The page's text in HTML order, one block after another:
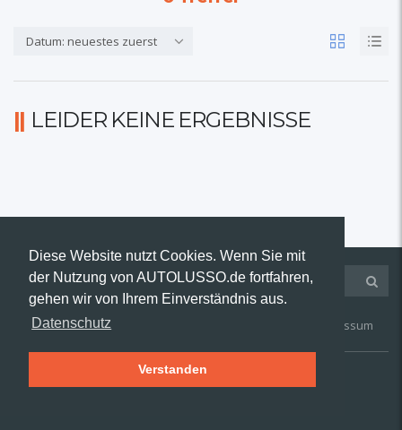
Diese Website nutzt Cookies. Wenn Sie mit
der Nutzung von AUTOLUSSO.de fortfahren,
gehen wir von Ihrem Einverständnis aus.
Datenschutz
Verstanden
Datum: neuestes zuerst
LEIDER KEINE ERGEBNISSE
Kontakt AGB Impressum
© 2019 AUTOLUSSO.de | Alle Rechte vorbehalten.